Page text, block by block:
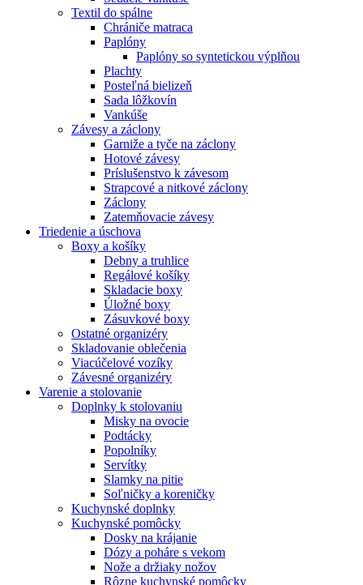
Textil do spálne
Chrániče matraca
Paplóny
Paplóny so syntetickou výplňou
Plachty
Posteľná bielizeň
Sada lôžkovín
Vankúše
Závesy a záclony
Garniže a tyče na záclony
Hotové závesy
Príslušenstvo k závesom
Strapcové a nitkové záclony
Záclony
Zatemňovacie závesy
Triedenie a úschova
Boxy a košíky
Debny a truhlice
Regálové košíky
Skladacie boxy
Úložné boxy
Zásuvkové boxy
Ostatné organizéry
Skladovanie oblečenia
Viacúčelové vozíky
Závesné organizéry
Varenie a stolovanie
Doplnky k stolovaniu
Misky na ovocie
Podtácky
Popolníky
Servítky
Slamky na pitie
Soľničky a koreničky
Kuchynské doplnky
Kuchynské pomôcky
Dosky na krájanie
Dózy a poháre s vekom
Nože a držiaky nožov
Rôzne kuchynské pomôcky